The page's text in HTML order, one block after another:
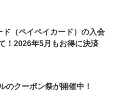
ド（ペイペイカード）の入会
！2026年5月もお得に決済
のクーポン祭が開催中！